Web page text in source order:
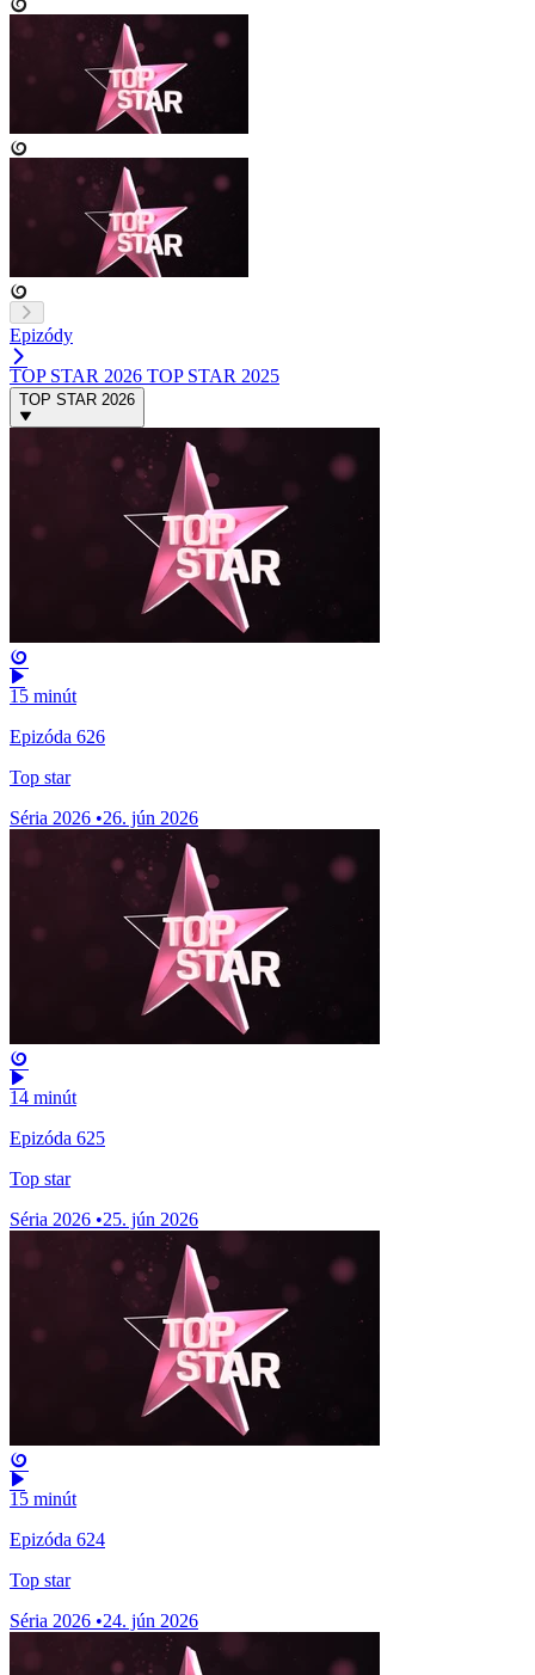
Epizódy
TOP STAR 2026 TOP STAR 2025
TOP STAR 2026
15 minút
Epizóda 626
Top star
Séria 2026 •26. jún 2026
14 minút
Epizóda 625
Top star
Séria 2026 •25. jún 2026
15 minút
Epizóda 624
Top star
Séria 2026 •24. jún 2026